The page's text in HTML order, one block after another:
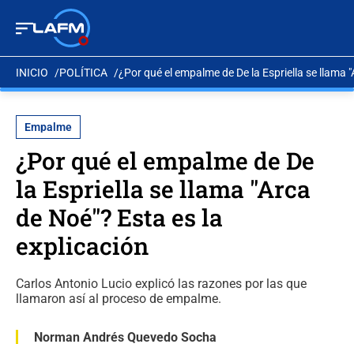
INICIO POLÍTICA ¿Por qué el empalme de De la Espriella se llama
Empalme
¿Por qué el empalme de De
la Espriella se llama "Arca
de Noé"? Esta es la
explicación
Carlos Antonio Lucio explicó las razones por las que
llamaron así al proceso de empalme.
Norman Andrés Quevedo Socha